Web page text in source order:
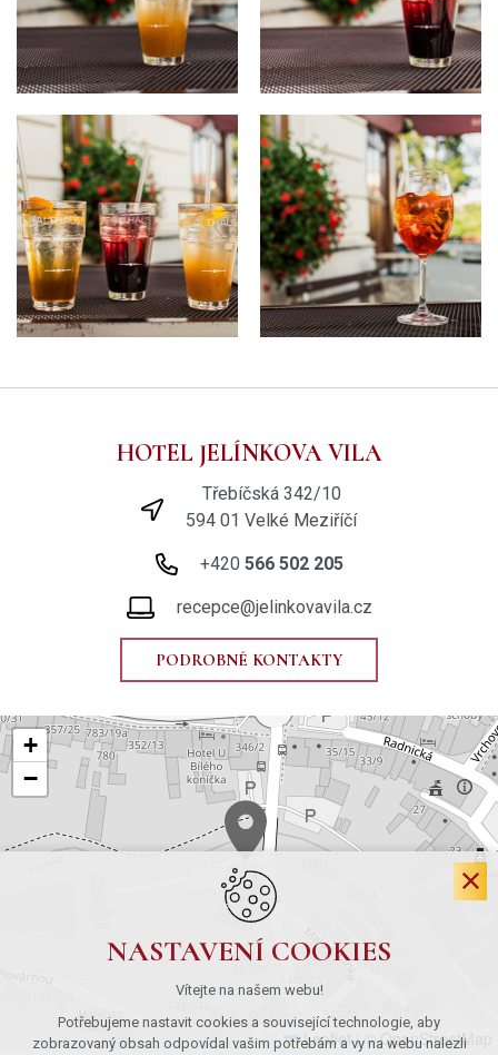
HOTEL JELÍNKOVA VILA
Třebíčská 342/10
594 01 Velké Meziříčí
+420 566 502 205
recepce@jelinkovavila.cz
PODROBNÉ KONTAKTY
+
−
Leaflet | © OpenStreetMap
NASTAVENÍ COOKIES
Vítejte na našem webu!
Potřebujeme nastavit cookies a související technologie, aby
zobrazovaný obsah odpovídal vašim potřebám a vy na webu nalezli